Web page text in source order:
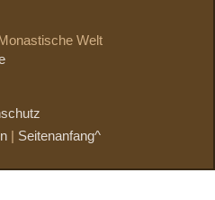
Welt
Seitenanfang^